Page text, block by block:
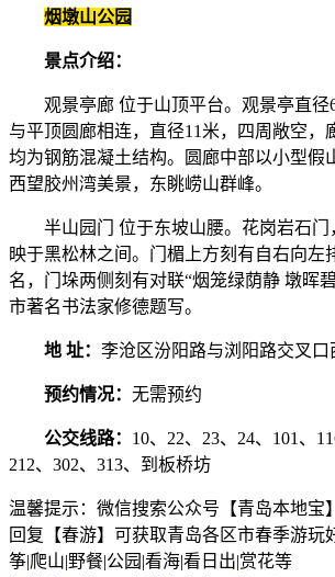
烟墩山公园
景点介绍：
观景亭廊 位于山顶平台。观景亭直径
与平顶圆廊相连，直径11米，四周敞空，
均为钢筋混凝土结构。圆廊中部以小型假
西望胶州湾美景，东眺崂山群峰。
半山园门 位于东坡山腰。花岗岩石门
映于黑松林之间。门楣上方刻有自右向左
名，门垛两侧刻有对联“烟笼绿荫静 墩晖
市著名书法家修德题写。
地 址： 李沧区汾阳路与浏阳路交叉口
预约情况： 无需预约
公交线路： 10、22、23、24、101、
212、302、313、到板桥坊
温馨提示：微信搜索公众号【青岛本地宝
回复【春游】可获取青岛各区市春季游玩
筝|爬山|野餐|公园|看海|看日出|赏花等